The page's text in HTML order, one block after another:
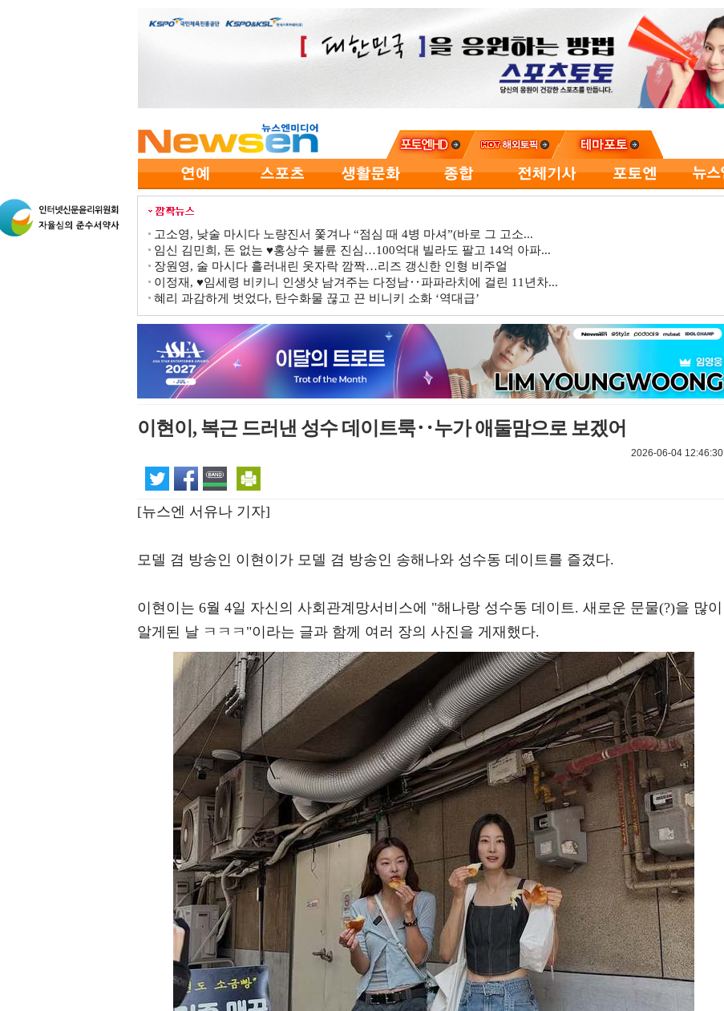
고소영, 낮술 마시다 노량진서 쫓겨나 “점심 때 4병 마셔”(바로 그 고소...
임신 김민희, 돈 없는 ♥홍상수 불륜 진심…100억대 빌라도 팔고 14억 아파...
장원영, 술 마시다 흘러내린 옷자락 깜짝…리즈 갱신한 인형 비주얼
이정재, ♥임세령 비키니 인생샷 남겨주는 다정남‥파파라치에 걸린 11년차...
혜리 과감하게 벗었다, 탄수화물 끊고 끈 비니키 소화 ‘역대급’
이현이, 복근 드러낸 성수 데이트룩‥누가 애둘맘으로 보겠어
2026-06-04 12:46:30
[뉴스엔 서유나 기자]
모델 겸 방송인 이현이가 모델 겸 방송인 송해나와 성수동 데이트를 즐겼다.
이현이는 6월 4일 자신의 사회관계망서비스에 "해나랑 성수동 데이트. 새로운 문물(?)을 많이
알게된 날 ㅋㅋㅋ"이라는 글과 함께 여러 장의 사진을 게재했다.